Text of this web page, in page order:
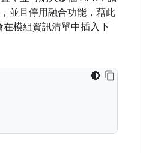
並且停用融合功能，藉此
模組資訊清單中插入下